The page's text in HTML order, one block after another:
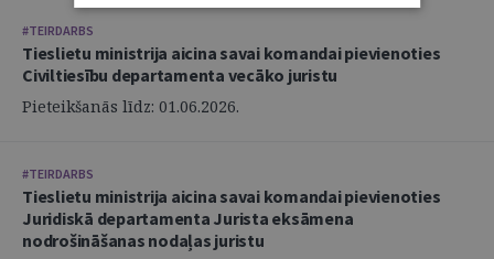
#TEIRDARBS
Tieslietu ministrija aicina savai komandai pievienoties
Civiltiesību departamenta vecāko juristu
Pieteikšanās līdz: 01.06.2026.
#TEIRDARBS
Tieslietu ministrija aicina savai komandai pievienoties
Juridiskā departamenta Jurista eksāmena
nodrošināšanas nodaļas juristu